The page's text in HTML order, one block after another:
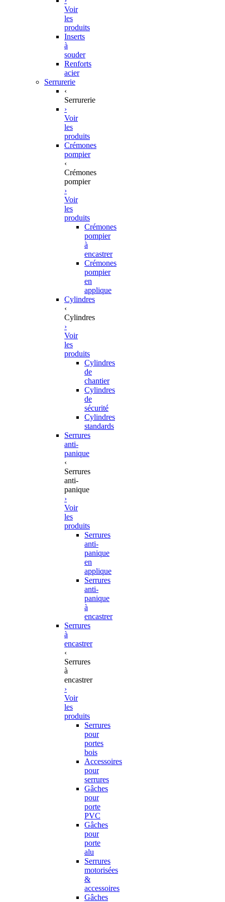
Voir
les
produits
Inserts
à
souder
Renforts
acier
Serrurerie
‹
Serrurerie
›
Voir
les
produits
Crémones
pompier
‹
Crémones
pompier
›
Voir
les
produits
Crémones
pompier
à
encastrer
Crémones
pompier
en
applique
Cylindres
‹
Cylindres
›
Voir
les
produits
Cylindres
de
chantier
Cylindres
de
sécurité
Cylindres
standards
Serrures
anti-
panique
‹
Serrures
anti-
panique
›
Voir
les
produits
Serrures
anti-
panique
en
applique
Serrures
anti-
panique
à
encastrer
Serrures
à
encastrer
‹
Serrures
à
encastrer
›
Voir
les
produits
Serrures
pour
portes
bois
Accessoires
pour
serrures
Gâches
pour
porte
PVC
Gâches
pour
porte
alu
Serrures
motorisées
&
accessoires
Gâches